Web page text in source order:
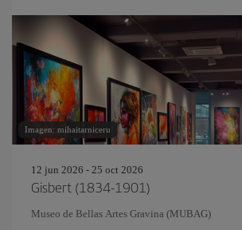
Imagen: mihaitarniceru
12 jun 2026 - 25 oct 2026
Gisbert (1834-1901)
Museo de Bellas Artes Gravina (MUBAG)